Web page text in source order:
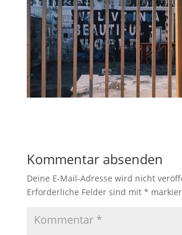
Kommentar absenden
Deine E-Mail-Adresse wird nicht
Erforderliche Felder sind mit *